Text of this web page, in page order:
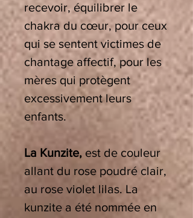
recevoir, équilibrer le
chakra du cœur, pour ceux
qui se sentent victimes de
chantage affectif, pour les
mères qui protègent
excessivement leurs
enfants.
La Kunzite, est de couleur
allant du rose poudré clair,
au rose violet lilas. La
kunzite a été nommée en